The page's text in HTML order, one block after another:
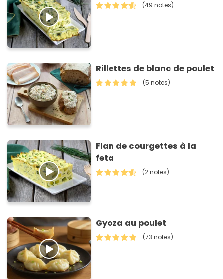
(49 notes)
Rillettes de blanc de poulet
(5 notes)
Flan de courgettes à la
feta
(2 notes)
Gyoza au poulet
(73 notes)